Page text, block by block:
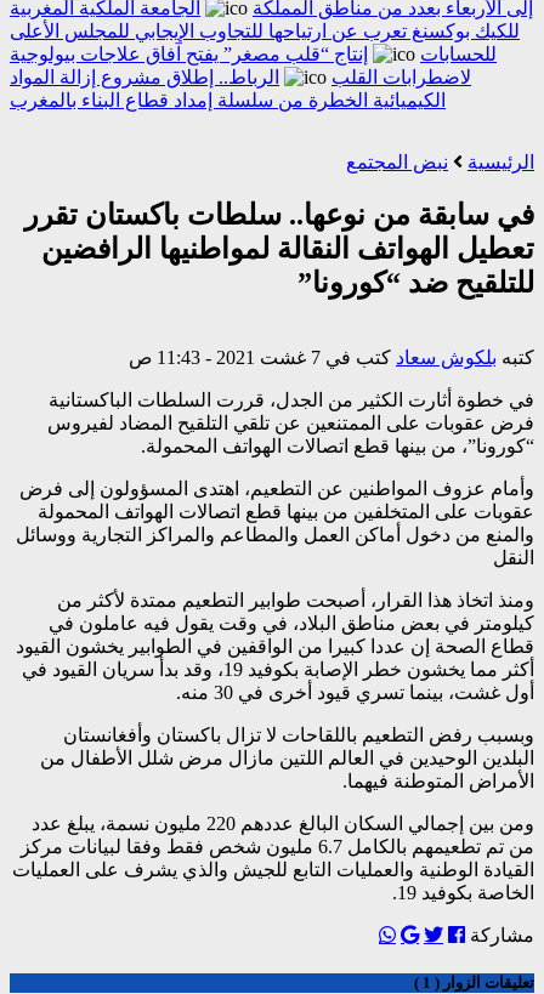
إلى الأربعاء بعدد من مناطق المملكة
الجامعة الملكية المغربية
للكيك بوكسنغ تعرب عن ارتياحها للتجاوب الإيجابي للمجلس الأعلى
للحسابات
إنتاج “قلب مصغر” يفتح آفاق علاجات بيولوجية
لاضطرابات القلب
الرباط.. إطلاق مشروع إزالة المواد
الكيميائية الخطرة من سلسلة إمداد قطاع البناء بالمغرب
الرئيسية نبض المجتمع
في سابقة من نوعها.. سلطات باكستان تقرر
تعطيل الهواتف النقالة لمواطنيها الرافضين
للتلقيح ضد “كورونا”
كتبه بلكوش سعاد كتب في 7 غشت 2021 - 11:43 ص
في خطوة أثارت الكثير من الجدل، قررت السلطات الباكستانية
فرض عقوبات على الممتنعين عن تلقي التلقيح المضاد لفيروس
“كورونا”، من بينها قطع اتصالات الهواتف المحمولة.
وأمام عزوف المواطنين عن التطعيم، اهتدى المسؤولون إلى فرض
عقوبات على المتخلفين من بينها قطع اتصالات الهواتف المحمولة
والمنع من دخول أماكن العمل والمطاعم والمراكز التجارية ووسائل
النقل
ومنذ اتخاذ هذا القرار، أصبحت طوابير التطعيم ممتدة لأكثر من
كيلومتر في بعض مناطق البلاد، في وقت يقول فيه عاملون في
قطاع الصحة إن عددا كبيرا من الواقفين في الطوابير يخشون القيود
أكثر مما يخشون خطر الإصابة بكوفيد 19، وقد بدأ سريان القيود في
أول غشت، بينما تسري قيود أخرى في 30 منه.
وبسبب رفض التطعيم باللقاحات لا تزال باكستان وأفغانستان
البلدين الوحيدين في العالم اللتين مازال مرض شلل الأطفال من
الأمراض المتوطنة فيهما.
ومن بين إجمالي السكان البالغ عددهم 220 مليون نسمة، يبلغ عدد
من تم تطعيمهم بالكامل 6.7 مليون شخص فقط وفقا لبيانات مركز
القيادة الوطنية والعمليات التابع للجيش والذي يشرف على العمليات
الخاصة بكوفيد 19.
مشاركة
تعليقات الزوار ( 1 )